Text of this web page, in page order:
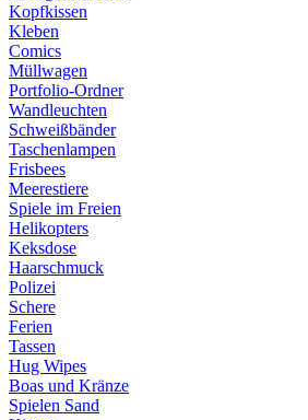
Kopfkissen
Kleben
Comics
Müllwagen
Portfolio-Ordner
Wandleuchten
Schweißbänder
Taschenlampen
Frisbees
Meerestiere
Spiele im Freien
Helikopters
Keksdose
Haarschmuck
Polizei
Schere
Ferien
Tassen
Hug Wipes
Boas und Kränze
Spielen Sand